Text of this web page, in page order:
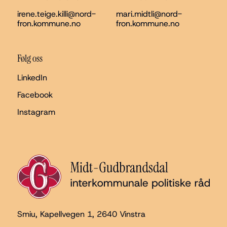
irene.teige.killi@nord-
fron.kommune.no
mari.midtli@nord-
fron.kommune.no
Følg oss
LinkedIn
Facebook
Instagram
Smiu, Kapellvegen 1, 2640 Vinstra